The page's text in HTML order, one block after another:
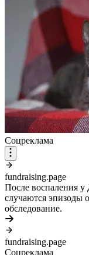
Соцреклама
fundraising.page
После воспаления
случаются эпизоды
обследование.
fundraising.page
Соцреклама